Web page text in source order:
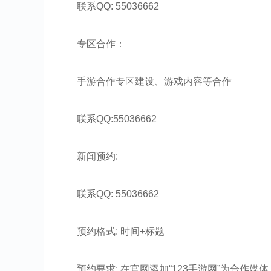
联系QQ: 55036662
专区合作：
手游合作专区建设、游戏内容等合作
联系QQ:55036662
新闻预约:
联系QQ: 55036662
预约格式: 时间+标题
预约要求: 在官网添加“123手游网”为合作媒